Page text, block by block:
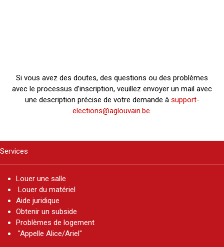
Si vous avez des doutes, des questions ou des problèmes
avec le processus d’inscription, veuillez envoyer un mail avec
une description précise de votre demande à support-
elections@aglouvain.be.
Services
Louer une salle
Louer du matériel
Aide juridique
Obtenir un subside
Problèmes de logement
"Appelle Alice/Ariel"